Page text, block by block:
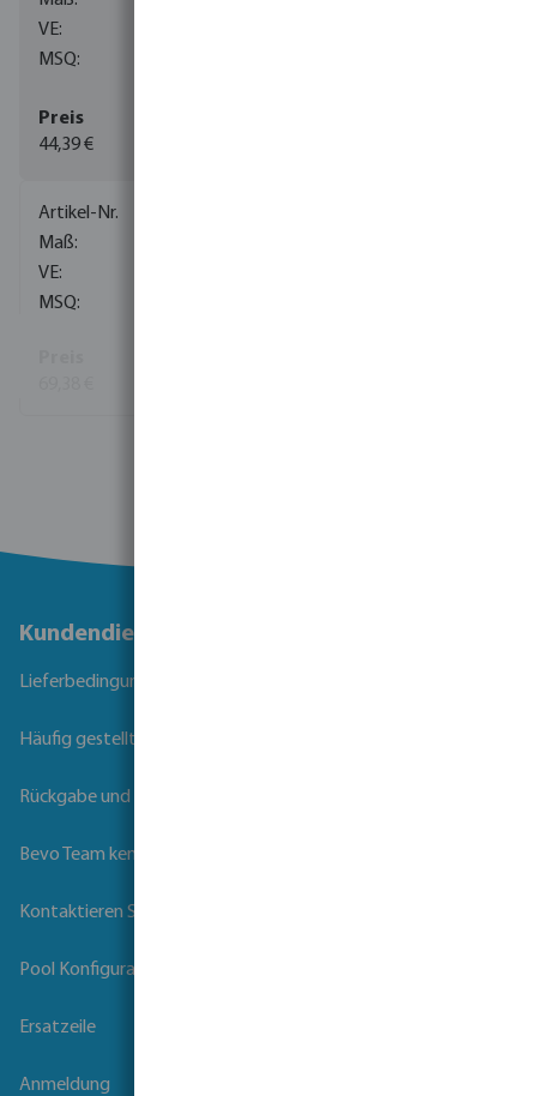
44,39 €
Kundendienst
Lieferbedingungen
Häufig gestellte Fragen
Rückgabe und Garantie
Bevo Team kennenlernen
Kontaktieren Sie uns
Pool Konfigurator
Ersatzeile
Anmeldung